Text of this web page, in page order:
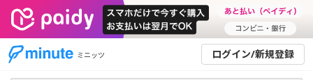
ミニッツ ログイン/新規登録